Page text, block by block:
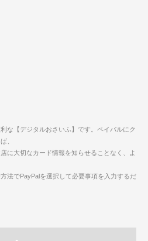
な【デジタルおさいふ】です。ペイパルにク
、
に大切なカード情報を知らせることなく、よ
法でPayPalを選択して必要事項を入力するだ